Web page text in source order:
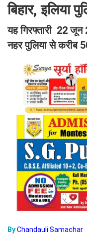
बिहार, इलिया
यह गिरफ्तारी 22
नहर पुलिया से करीब
ByChandauli Samachar